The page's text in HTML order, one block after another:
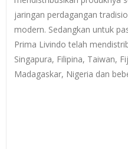
jaringan perdagangan
modern. Sedangkan untuk
Prima Livindo telah
Singapura, Filipina, Taiwan,
Madagaskar, Nigeria dan